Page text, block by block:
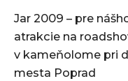
Jar 2009 – pre
atrakcie na
v kameňolome pri
mesta Poprad